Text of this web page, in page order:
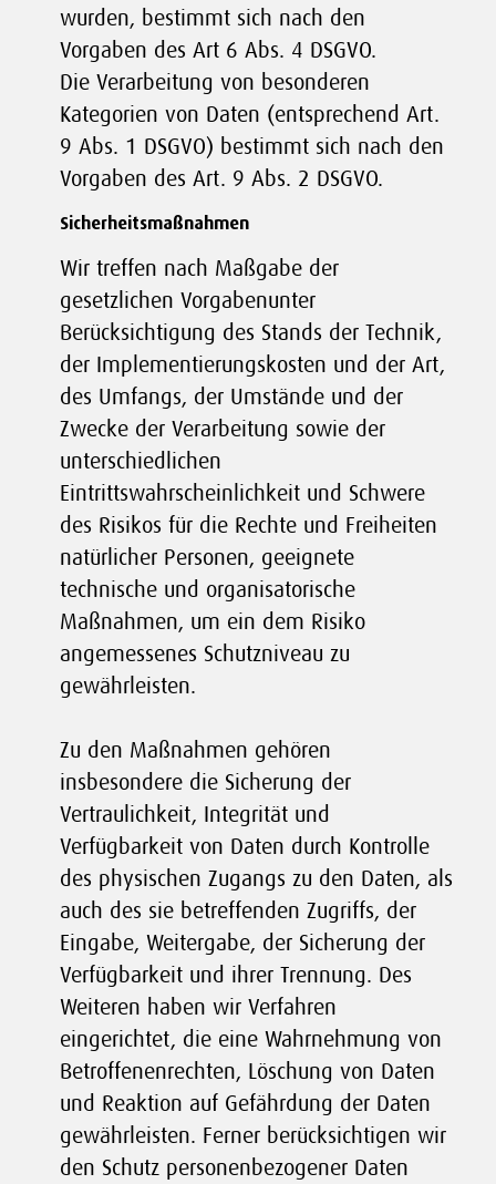
wurden, bestimmt sich nach den
Vorgaben des Art 6 Abs. 4 DSGVO.
Die Verarbeitung von besonderen
Kategorien von Daten (entsprechend Art.
9 Abs. 1 DSGVO) bestimmt sich nach den
Vorgaben des Art. 9 Abs. 2 DSGVO.
Sicherheitsmaßnahmen
Wir treffen nach Maßgabe der
gesetzlichen Vorgabenunter
Berücksichtigung des Stands der Technik,
der Implementierungskosten und der Art,
des Umfangs, der Umstände und der
Zwecke der Verarbeitung sowie der
unterschiedlichen
Eintrittswahrscheinlichkeit und Schwere
des Risikos für die Rechte und Freiheiten
natürlicher Personen, geeignete
technische und organisatorische
Maßnahmen, um ein dem Risiko
angemessenes Schutzniveau zu
gewährleisten.
Zu den Maßnahmen gehören
insbesondere die Sicherung der
Vertraulichkeit, Integrität und
Verfügbarkeit von Daten durch Kontrolle
des physischen Zugangs zu den Daten, als
auch des sie betreffenden Zugriffs, der
Eingabe, Weitergabe, der Sicherung der
Verfügbarkeit und ihrer Trennung. Des
Weiteren haben wir Verfahren
eingerichtet, die eine Wahrnehmung von
Betroffenenrechten, Löschung von Daten
und Reaktion auf Gefährdung der Daten
gewährleisten. Ferner berücksichtigen wir
den Schutz personenbezogener Daten